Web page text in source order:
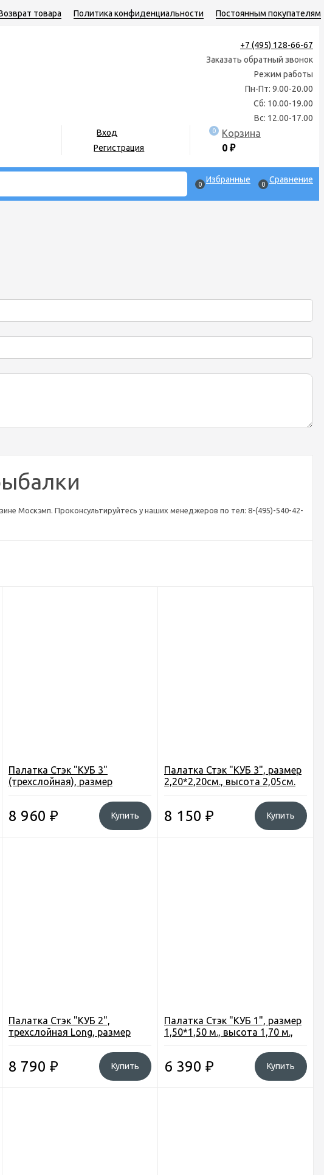
товара Политика конфиденциальности Постоянным покупателям
+7 (495) 128-66-67
Заказать обратный звонок
Режим работы
Пн-Пт: 9.00-20.00
Сб: 10.00-19.00
Вс: 12.00-17.00
Вход
Регистрация
0
Корзина
0 ₽
0 Избранные 0 Сравнение
Москэмп. Проконсультируйтесь у наших менеджеров по тел: 8-(495)-540-42-
Палатка Стэк "КУБ 3"
(трехслойная), размер
8 960 ₽ Купить
Палатка Стэк "КУБ 3", размер
2,20*2,20см., высота 2,05см.
8 150 ₽ Купить
Палатка Стэк "КУБ 2",
трехслойная Long, размер
8 790 ₽ Купить
Палатка Стэк "КУБ 1", размер
1,50*1,50 м., высота 1,70 м.,
6 390 ₽ Купить